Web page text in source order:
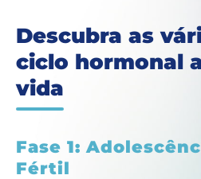
Descubra as
ciclo hormonal
vida
Fase 1:
Fértil